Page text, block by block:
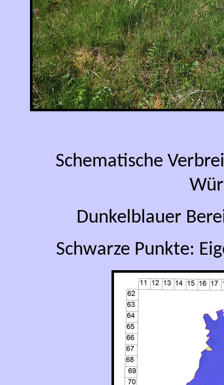
Schematische
Dunkelblauer
Schwarze Punkte: